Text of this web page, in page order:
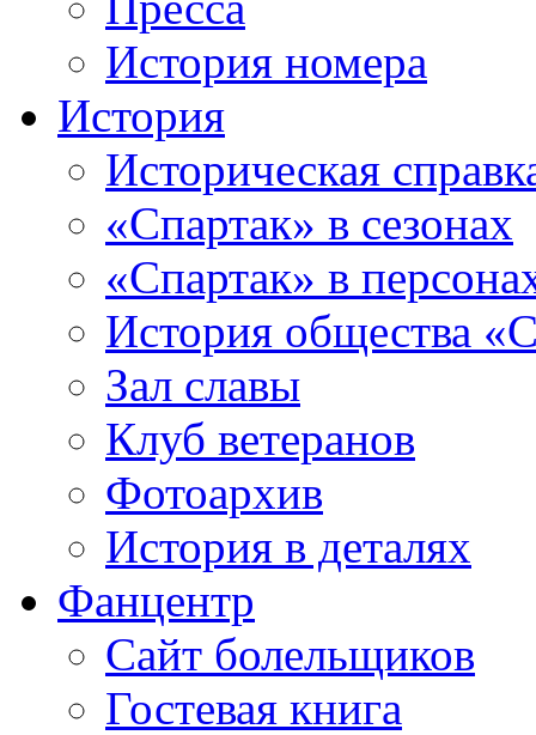
История номера
История
Историческая
«Спартак» в сезонах
«Спартак» в
История общества
Зал славы
Клуб ветеранов
Фотоархив
История в деталях
Фанцентр
Сайт болельщиков
Гостевая книга